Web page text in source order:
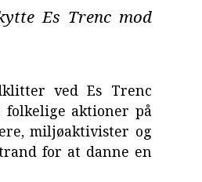
Es Trenc mod
ved Es Trenc
folkelige aktioner på
miljøaktivister og
for at danne en